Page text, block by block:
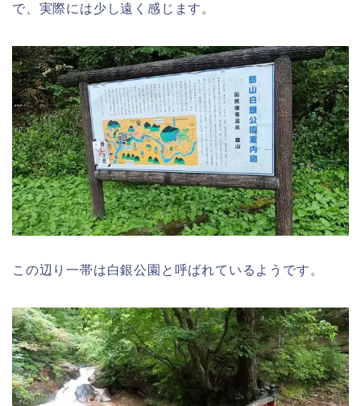
で、実際には少し遠く感じます。
この辺り一帯は白銀公園と呼ばれているようです。